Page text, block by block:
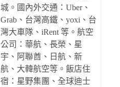
城。國內外交通：Uber、
Grab、台灣高鐵、yoxi、台
灣大車隊、iRent 等。航空
公司：華航、長榮、星
宇、阿聯酋、日航、新
航、大韓航空等。飯店住
宿：星野集團、全球迪士